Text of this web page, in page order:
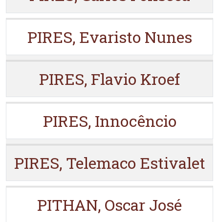
PIRES, Evaristo Nunes
PIRES, Flavio Kroef
PIRES, Innocêncio
PIRES, Telemaco Estivalet
PITHAN, Oscar José